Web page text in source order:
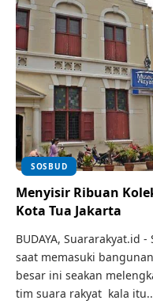
SOSBUD
Menyisir Ribuan
Kota Tua Jakarta
BUDAYA, Suararakyat.id
saat memasuki
besar ini seakan
tim suara rakyat kala